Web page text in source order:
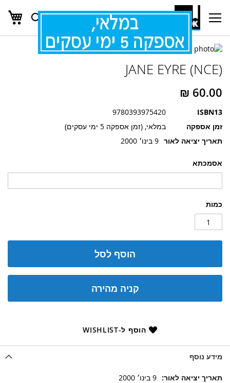
Skip
Content
חפש
אסמכתא
כמות
הוסף לסל
קניה מהירה
הוסף ל-WISHLIST
JANE EYRE (NCE)
ISBN13
9780393975420
זמן אספקה
במלאי, (זמן אספקה 5 ימי עסקים)
תאריך יציאה לאור 9 בינו׳ 2000
לדלג
של
גלריית
תמונות
להתחלה
של
גלריית
תמונות
מידע נוסף
מידע
9 בינו׳ 2000